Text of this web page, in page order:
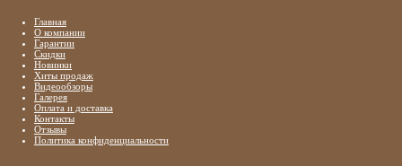
Главная
О компании
Гарантии
Скидки
Новинки
Хиты продаж
Видеообзоры
Галерея
Оплата и доставка
Контакты
Отзывы
Политика конфиденциальности